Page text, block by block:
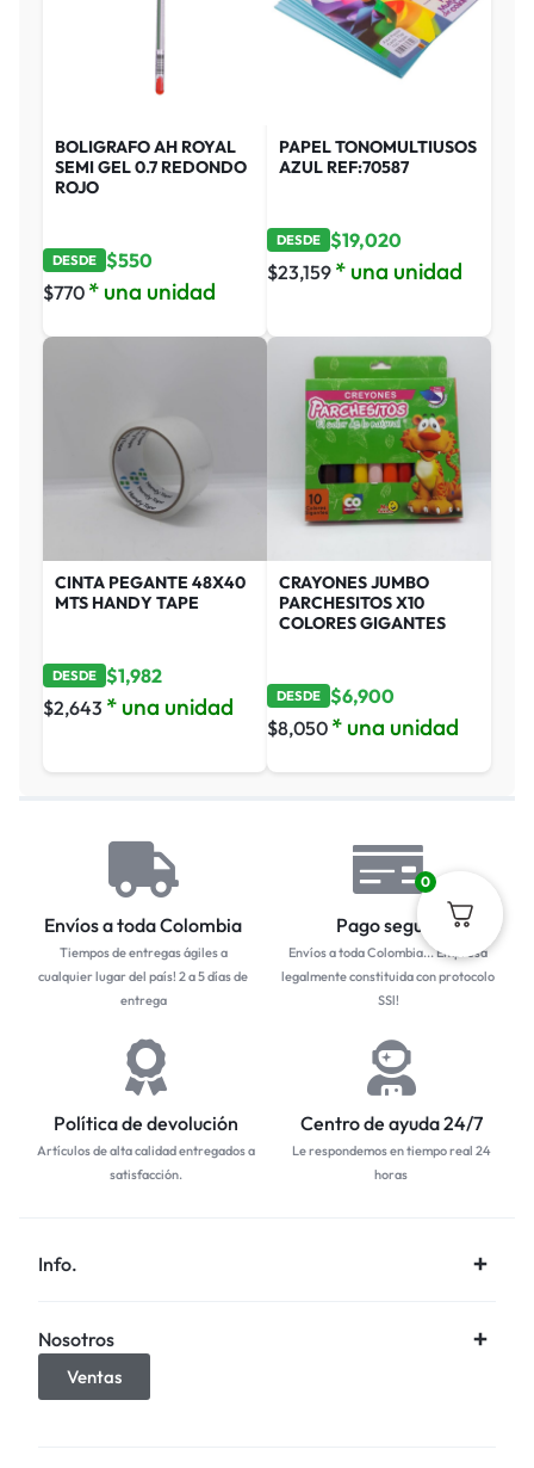
BOLIGRAFO AH ROYAL
SEMI GEL 0.7 REDONDO
ROJO
DESDE $550
$770 * una unidad
PAPEL TONOMULTIUSOS
AZUL REF:70587
DESDE $19,020
$23,159 * una unidad
CINTA PEGANTE 48X40
MTS HANDY TAPE
DESDE $1,982
$2,643 * una unidad
CRAYONES JUMBO
PARCHESITOS X10
COLORES GIGANTES
DESDE $6,900
$8,050 * una unidad
Envíos a toda Colombia
Tiempos de entregas ágiles a
cualquier lugar del país! 2 a 5 días de
entrega
Pago seguro
Envíos a toda Colombia... Empresa
legalmente constituida con protocolo
SSl!
Política de devolución
Artículos de alta calidad entregados a
satisfacción.
Centro de ayuda 24/7
Le respondemos en tiempo real 24
horas
Info.
Nosotros
Ventas
0